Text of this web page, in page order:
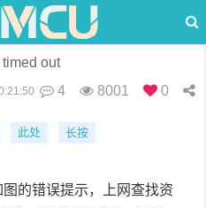
timed out
4 8001 0
此处 长按
的错误提示，上网查找资